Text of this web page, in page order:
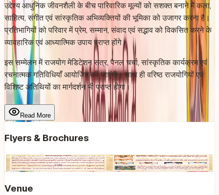
उद्देश्य आधुनिक जीवनशैली के बीच पारिवारिक मूल्यों को सशक्त बनाने में कला,
साहित्य, संगीत एवं सांस्कृतिक अभिव्यक्तियों की भूमिका को उजागर करना है।
प्रतिभागियों को परिवार में प्रेम, सम्मान, संवाद एवं सद्भाव को विकसित करने के
व्यावहारिक एवं आध्यात्मिक उपाय प्राप्त होंगे।
इस सम्मेलन में राजयोग मेडिटेशन सत्र, पैनल चर्चा, सांस्कृतिक कार्यक्रम एवं
रचनात्मक गतिविधियाँ आयोजित की जाएंगी। साथ ही वरिष्ठ राजयोगियों एवं
विशिष्ट अतिथियों का मार्गदर्शन भी प्राप्त होगा।
Read More
Flyers & Brochures
Venue